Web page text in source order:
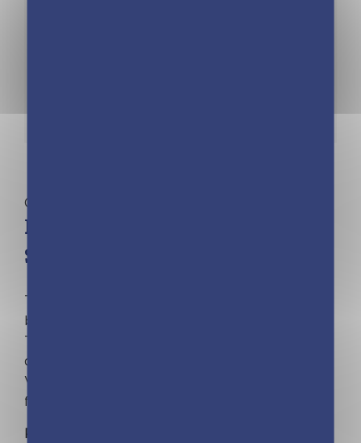
Coffrets | Idées cadeaux
Mon Bubble Tea – Dragon Ball
Super
Tu raffoles des smoothies ou tu es totalement
bubble tea addict ?
Tu es un véritable accro du café ou un amateur
de thé ?
Voici l’accessoire indispensable pour tous les
fans de Goku et ses amis !
Pratique et hermétique